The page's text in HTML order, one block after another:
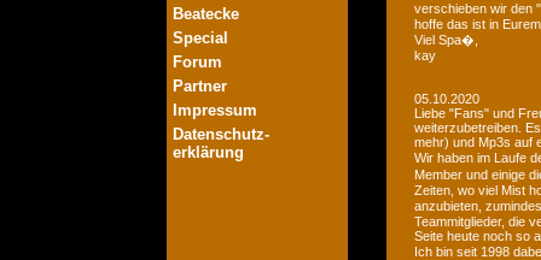
Beatecke
Special
Forum
Partner
Impressum
Datenschutz-
erklärung
verschieben wir den
hoffe das ist in
Viel Spa�,
kay
05.10.2020
Liebe "Fans" und
weiterzubetreiben.
mehr) und Mp3s auf
Wir haben im Laufe
Member und einige
Zeiten, wo viel Mist
anzubieten,
Teammitglieder, die
Seite heute noch so
Ich bin seit 1998